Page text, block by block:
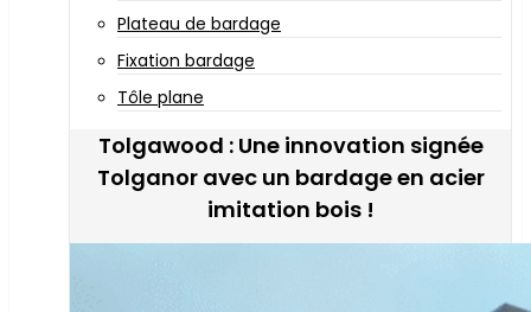
Plateau de bardage
Fixation bardage
Tôle plane
Tolgawood : Une innovation signée
Tolganor avec un bardage en acier
imitation bois !